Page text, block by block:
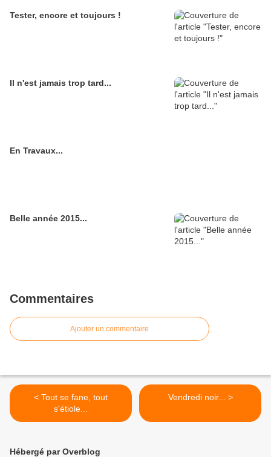
Tester, encore et toujours !
Il n'est jamais trop tard...
En Travaux...
Belle année 2015...
Commentaires
Ajouter un commentaire
< Tout se fane, tout
s'étiole...
Vendredi noir... >
Hébergé par Overblog